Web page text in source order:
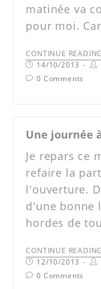
matinée va
pour moi.
CONTINUE READING
14/10/2013
0 Comments
Une journée
Je repars ce
refaire la
l'ouverture.
d'une bonne
hordes de
CONTINUE READING
12/10/2013
0 Comments